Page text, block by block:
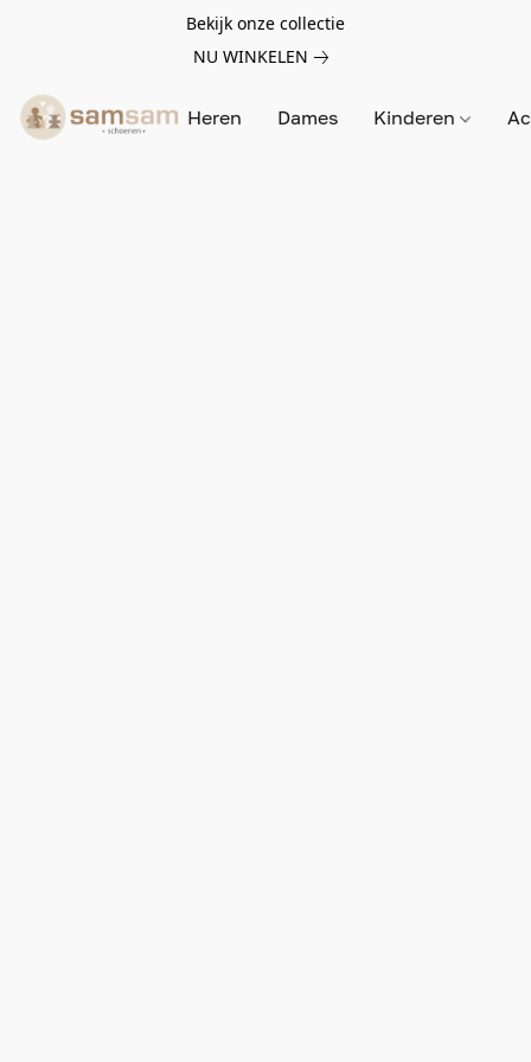
Bekijk onze collectie
NU WINKELEN
Heren Dames Kinderen